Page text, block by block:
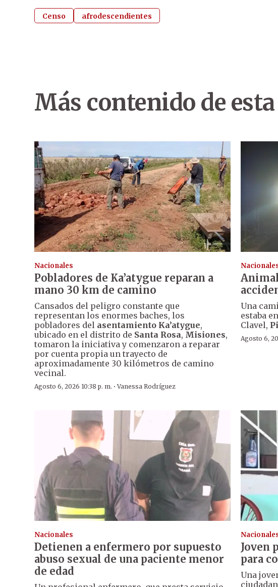
Censo afrodescendientes
Más contenido de
Nacionales
Pobladores de Ka’atygue reparan a
mano 30 km de camino
Cansados del peligro constante que
representan los enormes baches, los
pobladores del asentamiento Ka’atygue,
ubicado en el distrito de Santa Rosa, Misiones,
tomaron la iniciativa y comenzaron a reparar
por cuenta propia un trayecto de
aproximadamente 30 kilómetros de camino
vecinal.
Agosto 6, 2026 10:38 p. m. ·Vanessa Rodríguez
Una
estaba
Clavel,
Agosto 6,
Nacionales
Detienen a enfermero por supuesto
abuso sexual de una paciente menor
de edad
Joven
para
Una